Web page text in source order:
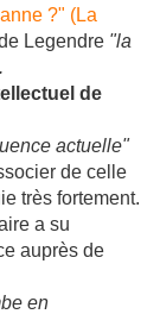
?" (La
Legendre "la
de
actuelle"
de celle
très fortement.
a su
auprès de
en